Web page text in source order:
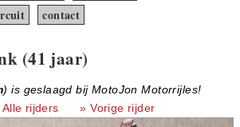
contact
(41 jaar)
) is geslaagd bij MotoJon Motorrijles!
Alle rijders » Vorige rijder